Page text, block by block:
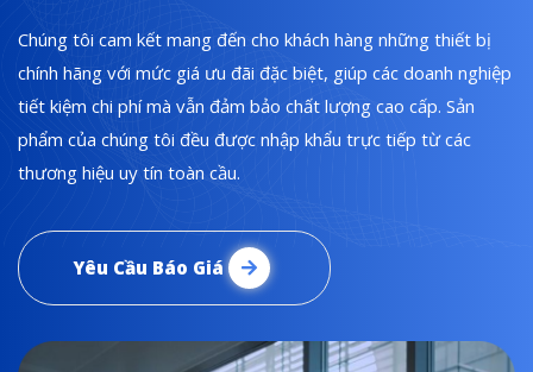
Chúng tôi cam kết mang đến cho khách hàng những thiết bị
chính hãng với mức giá ưu đãi đặc biệt, giúp các doanh nghiệp
tiết kiệm chi phí mà vẫn đảm bảo chất lượng cao cấp. Sản
phẩm của chúng tôi đều được nhập khẩu trực tiếp từ các
thương hiệu uy tín toàn cầu.
Yêu Cầu Báo Giá